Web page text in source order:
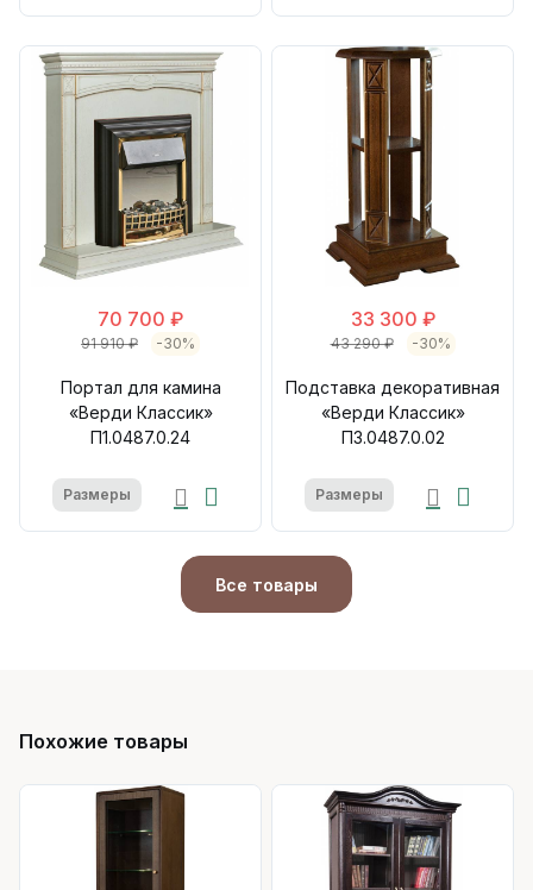
70 700 ₽
91 910 ₽ -30%
Портал для камина
«Верди Классик»
П1.0487.0.24
Размеры
33 300 ₽
43 290 ₽ -30%
Подставка декоративная
«Верди Классик»
П3.0487.0.02
Размеры
Все товары
Похожие товары